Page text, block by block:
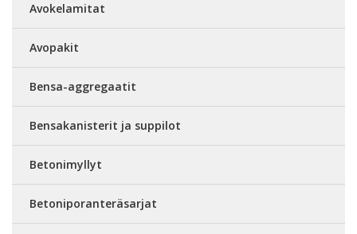
Avokelamitat
Avopakit
Bensa-aggregaatit
Bensakanisterit ja suppilot
Betonimyllyt
Betoniporanteräsarjat